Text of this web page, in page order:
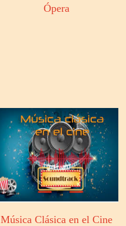
Ópera
Música Clásica en el Cine